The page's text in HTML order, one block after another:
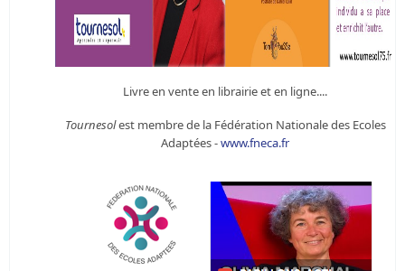
Livre en vente en librairie et en ligne....
Tournesolest membre de la Fédération Nationale des Ecoles
Adaptées -www.fneca.fr